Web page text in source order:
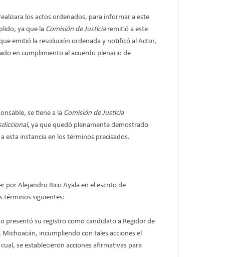
los actos ordenados, para informar a este
ya que la Comisión de Justiciaremitió a este
emitió la resolución ordenada y notificó al Actor,
en cumplimiento al acuerdo plenario de
, se tiene a la Comisión de Justicia
, ya que quedó plenamente demostrado
esta instancia en los términos precisados.
por Alejandro Rico Ayala en el escrito de
términos siguientes:
presentó su registro como candidato a Regidor de
incumpliendo con tales acciones el
se establecieron acciones afirmativas para